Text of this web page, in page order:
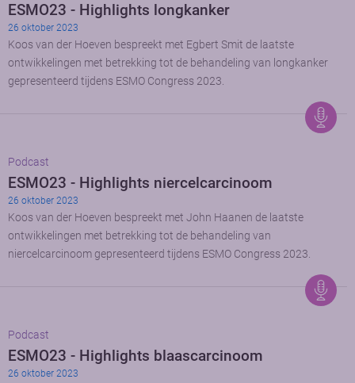
ESMO23 - Highlights longkanker
26 oktober 2023
Koos van der Hoeven bespreekt met Egbert Smit de laatste
ontwikkelingen met betrekking tot de behandeling van longkanker
gepresenteerd tijdens ESMO Congress 2023.
Podcast
ESMO23 - Highlights niercelcarcinoom
26 oktober 2023
Koos van der Hoeven bespreekt met John Haanen de laatste
ontwikkelingen met betrekking tot de behandeling van
niercelcarcinoom gepresenteerd tijdens ESMO Congress 2023.
Podcast
ESMO23 - Highlights blaascarcinoom
26 oktober 2023